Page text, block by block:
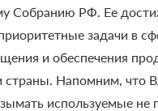
Собранию РФ. Ее
задачи в
и обеспечения
страны. Напомним, что
используемые не